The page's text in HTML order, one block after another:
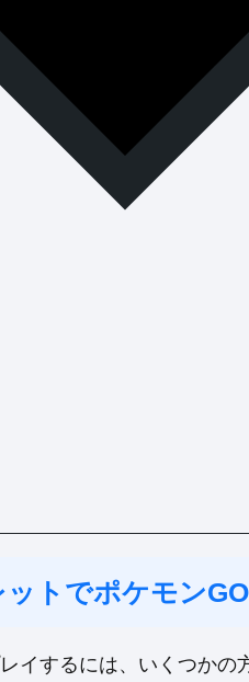
トでポケモン
イするには、いくつかの